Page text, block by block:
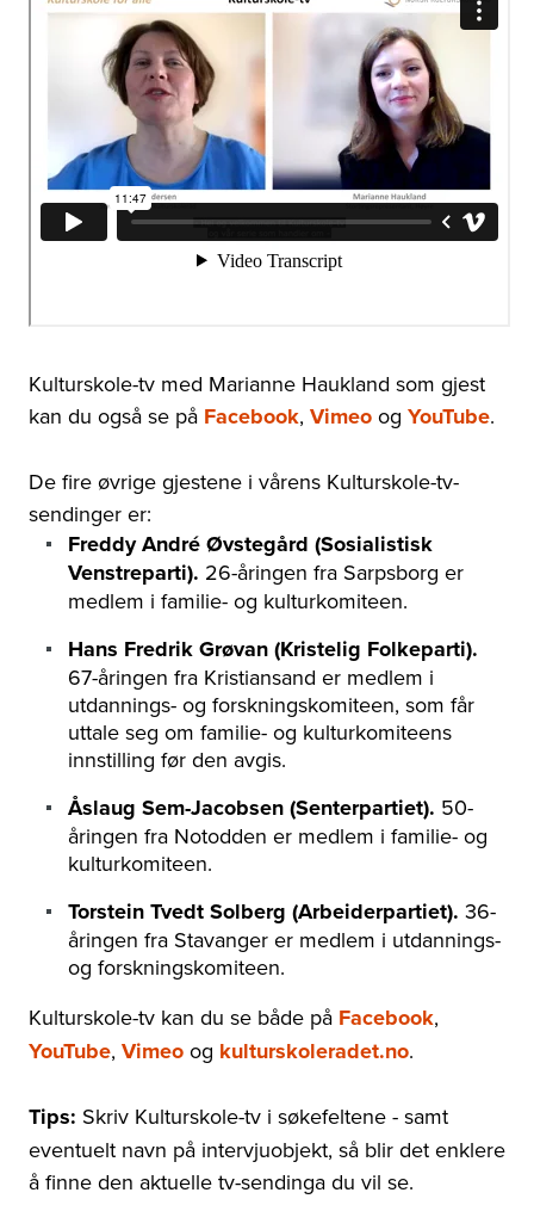
Kulturskole-tv med Marianne Haukland som gjest
kan du også se på Facebook, Vimeo og YouTube.
De fire øvrige gjestene i vårens Kulturskole-tv-
sendinger er:
Freddy André Øvstegård (Sosialistisk
Venstreparti). 26-åringen fra Sarpsborg er
medlem i familie- og kulturkomiteen.
Hans Fredrik Grøvan (Kristelig Folkeparti).
67-åringen fra Kristiansand er medlem i
utdannings- og forskningskomiteen, som får
uttale seg om familie- og kulturkomiteens
innstilling før den avgis.
Åslaug Sem-Jacobsen (Senterpartiet). 50-
åringen fra Notodden er medlem i familie- og
kulturkomiteen.
Torstein Tvedt Solberg (Arbeiderpartiet). 36-
åringen fra Stavanger er medlem i utdannings-
og forskningskomiteen.
Kulturskole-tv kan du se både på Facebook,
YouTube, Vimeo og kulturskoleradet.no.
Tips: Skriv Kulturskole-tv i søkefeltene - samt
eventuelt navn på intervjuobjekt, så blir det enklere
å finne den aktuelle tv-sendinga du vil se.